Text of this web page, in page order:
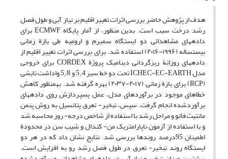
هدف از پژوهش حاضر بررسی اثرات تغییر اقلیم بر نیاز آبی و طول فصل
رشد درخت سیب است. بدین منظور، از آمار پایگاه ECMWF برای
داده‏های مشاهداتی دو ایستگاه سمیرم و ارومیه طی بازة زمانی
بیست‏ساله (۱۹۹۶-۲۰۱۶) استفاده شد. برای بررسی اثرات تغییر اقلیم از
داده‏های روزانة ریزگردانی دینامیک پروژة CORDEX برای خروجی
مدل ICHEC-EC-EARTH تحت دو خط سیر 5 /4 و 5 / 8 واداشت تابشی
(RCP) برای بازة زمانی (۲۰۱۷-۲۰۳۷) بهره گرفته شد. به‏‏منظور کاهش
خطاهای موجود در برآوردهای مدل، عمل پس‏پردازش روی ‏داده‏های
برآوردشده انجام گرفت. سپس، تبخیر- تعرق پتانسیل به روش پنمن
مانتیث فائو و مراحل رشد با استفاده از شاخص درجه- روز محاسبه شد
و با استفاده از آزمون ناپارامتریک من- کندال و شیب سن در محدودة
اطمینان 95درصد روندها بررسی شد. نتایج نشان داد که در هر دو
ایستگاه روند تبخیر- تعرق در طول فصل رشد رو به افزایش است.